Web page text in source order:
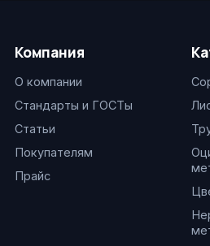
Компания
О компании
Стандарты и ГОСТы
Статьи
Покупателям
Прайс